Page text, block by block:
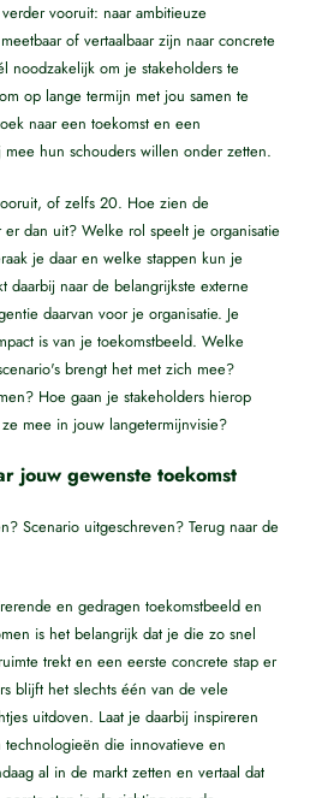
vooruit: naar ambitieuze
of vertaalbaar zijn naar concrete
noodzakelijk om je stakeholders te
op lange termijn met jou samen te
naar een toekomst en een
mee hun schouders willen onder zetten.
of zelfs 20. Hoe zien de
dan uit? Welke rol speelt je organisatie
je daar en welke stappen kun je
daarbij naar de belangrijkste externe
daarvan voor je organisatie. Je
is van je toekomstbeeld. Welke
brengt het met zich mee?
Hoe gaan je stakeholders hierop
mee in jouw langetermijnvisie?
jouw gewenste toekomst
Scenario uitgeschreven? Terug naar de
en gedragen toekomstbeeld en
is het belangrijk dat je die zo snel
trekt en een eerste concrete stap er
blijft het slechts één van de vele
uitdoven. Laat je daarbij inspireren
die innovatieve en
al in de markt zetten en vertaal dat